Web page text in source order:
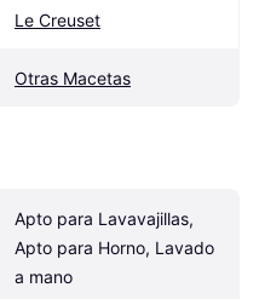
Le Creuset
Otras Macetas
Apto para Lavavajillas,
Apto para Horno, Lavado
a mano